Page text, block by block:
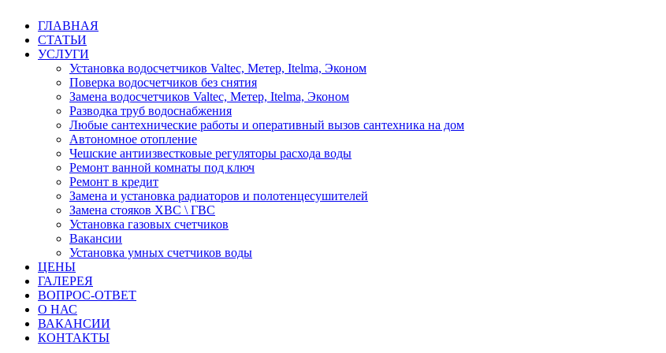
ГЛАВНАЯ
СТАТЬИ
УСЛУГИ
Установка водосчетчиков Valtec, Метер, Itelma, Эконом
Поверка водосчетчиков без снятия
Замена водосчетчиков Valtec, Метер, Itelma, Эконом
Разводка труб водоснабжения
Любые сантехнические работы и оперативный вызов сантехника на дом
Автономное отопление
Чешские антиизвестковые регуляторы расхода воды
Ремонт ванной комнаты под ключ
Ремонт в кредит
Замена и установка радиаторов и полотенцесушителей
Замена стояков ХВС \ ГВС
Установка газовых счетчиков
Вакансии
Установка умных счетчиков воды
ЦЕНЫ
ГАЛЕРЕЯ
ВОПРОС-ОТВЕТ
О НАС
ВАКАНСИИ
КОНТАКТЫ